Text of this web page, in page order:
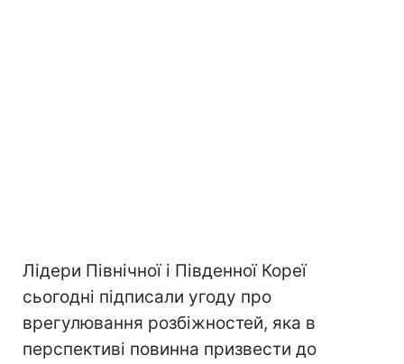
Лідери Північної і Південної Кореї
сьогодні підписали угоду про
врегулювання розбіжностей, яка в
перспективі повинна призвести до